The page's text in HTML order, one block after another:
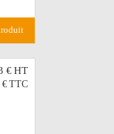
€HT
€TTC